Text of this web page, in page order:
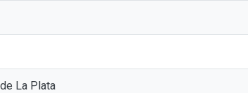
La Plata